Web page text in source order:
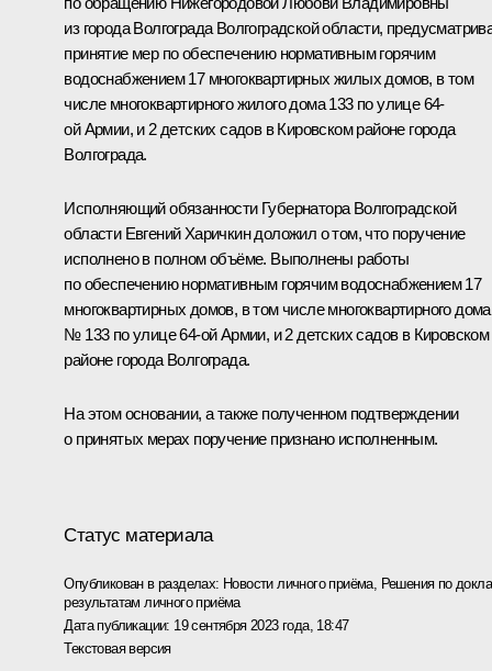
из города Волгограда Волгоградской области,
принятие мер по обеспечению нормативным горячим
водоснабжением 17 многоквартирных жилых домов, в том
числе многоквартирного жилого дома 133 по улице 64-
ой Армии, и 2 детских садов в Кировском районе города
Волгограда.
Исполняющий обязанности Губернатора Волгоградской
области Евгений Харичкин доложил о том, что поручение
исполнено в полном объёме. Выполнены работы
по обеспечению нормативным горячим водоснабжением 17
многоквартирных домов, в том числе многоквартирного дома
№ 133 по улице 64-ой Армии, и 2 детских садов в Кировском
районе города Волгограда.
На этом основании, а также полученном подтверждении
о принятых мерах поручение признано исполненным.
Статус материала
Опубликован в разделах: Новости личного приёма, Решения по
результатам личного приёма
Дата публикации: 19 сентября 2023 года, 18:47
Текстовая версия